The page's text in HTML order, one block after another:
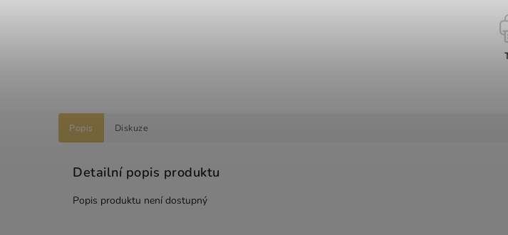
Popis Diskuze
Detailní popis produktu
Popis produktu není dostupný